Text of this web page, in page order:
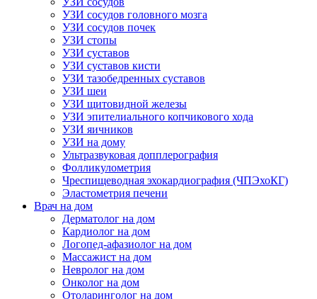
УЗИ сосудов головного мозга
УЗИ сосудов почек
УЗИ стопы
УЗИ суставов
УЗИ суставов кисти
УЗИ тазобедренных суставов
УЗИ шеи
УЗИ щитовидной железы
УЗИ эпителиального копчикового хода
УЗИ яичников
УЗИ на дому
Ультразвуковая допплерография
Фолликулометрия
Чреспищеводная эхокардиография (ЧПЭхоКГ)
Эластометрия печени
Врач на дом
Дерматолог на дом
Кардиолог на дом
Логопед-афазиолог на дом
Массажист на дом
Невролог на дом
Онколог на дом
Отоларинголог на дом